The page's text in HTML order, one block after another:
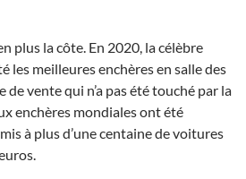
plus la côte. En 2020, la célèbre
les meilleures enchères en salle des
vente qui n’a pas été touché par la
enchères mondiales ont été
à plus d’une centaine de voitures